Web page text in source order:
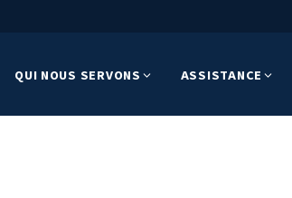
QUI NOUS SERVONS ASSISTANCE